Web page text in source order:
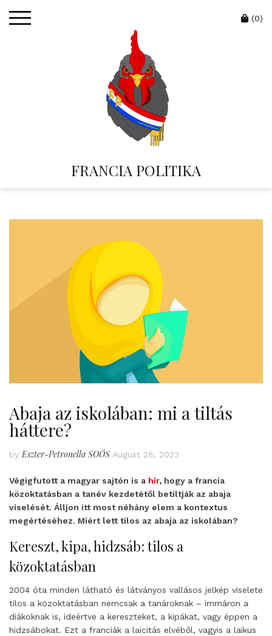
FRANCIA POLITIKA
Cart
(0)
Abaja az iskolában: mi a tiltás
háttere?
by Eszter-Petronella SOÓS August 28, 2023
Végigfutott a magyar sajtón is a hír, hogy a francia
közoktatásban a tanév kezdetétől betiltják az abaja
viselését. Álljon itt most néhány elem a kontextus
megértéséhez. Miért lett tilos az abaja az iskolában?
Kereszt, kipa, hidzsáb: tilos a
közoktatásban
2004 óta minden látható és látványos vallásos jelkép viselete
tilos a közoktatásban nemcsak a tanároknak – immáron a
diákoknak is, ideértve a kereszteket, a kipákat, vagy éppen a
hidzsábokat. Ezt a franciák a laicitás elvéből, vagyis a laikus